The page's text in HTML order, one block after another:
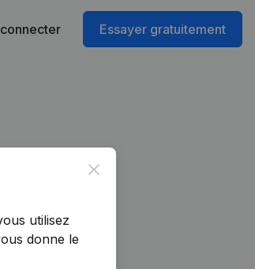
Essayer gratuitement
Close
utilisez
donne le